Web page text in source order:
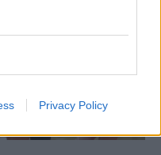
Privacy Policy